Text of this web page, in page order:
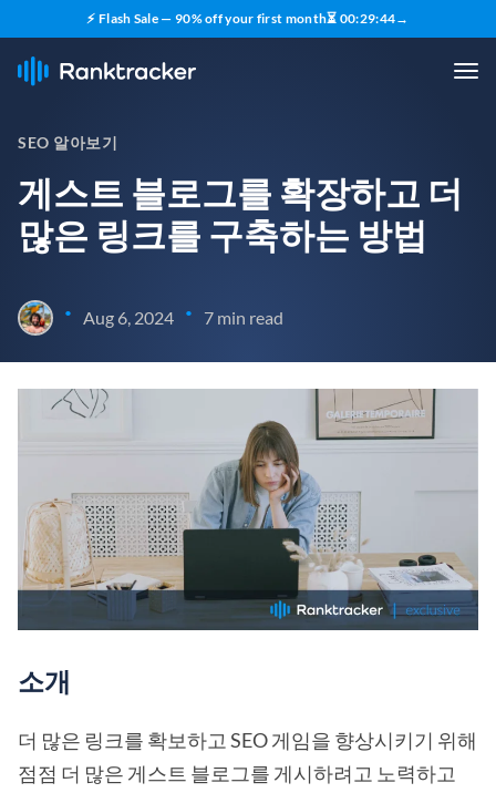
⚡ Flash Sale — 90% off your first month⏳ 00:29:43→
SEO 알아보기
게스트 블로그를 확장하고 더
많은 링크를 구축하는 방법
• Aug 6, 2024 • 7 min read
소개
더 많은 링크를 확보하고 SEO 게임을 향상시키기 위해
점점 더 많은 게스트 블로그를 게시하려고 노력하고